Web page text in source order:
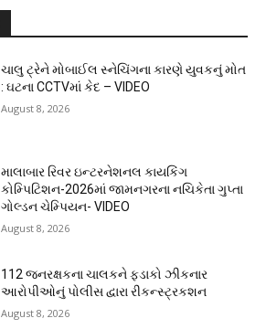
ચાલુ ટ્રેને મોબાઈલ સ્નેચિંગના કારણે યુવકનું મોત
: ઘટના CCTVમાં કેદ – VIDEO
August 8, 2026
માલાબાર રિવર ઇન્ટરનેશનલ કાયકિંગ
કોમ્પિટિશન-2026માં જામનગરના નચિકેતા ગુપ્તા
ગોલ્ડન ચેમ્પિયન- VIDEO
August 8, 2026
112 જનરક્ષકના ચાલકને ફડાકો ઝીકનાર
આરોપીઓનું પોલીસ દ્વારા રીકન્સ્ટ્રકશન
August 8, 2026